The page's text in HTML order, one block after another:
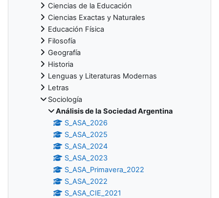
Ciencias de la Educación
Ciencias Exactas y Naturales
Educación Física
Filosofía
Geografía
Historia
Lenguas y Literaturas Modernas
Letras
Sociología
Análisis de la Sociedad Argentina
S_ASA_2026
S_ASA_2025
S_ASA_2024
S_ASA_2023
S_ASA_Primavera_2022
S_ASA_2022
S_ASA_CIE_2021